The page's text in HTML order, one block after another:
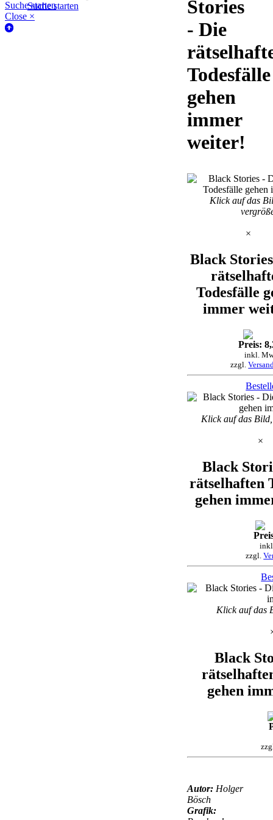
Suche starten
Suche starten
Close ×
Stories
- Die
Todesfälle
gehen
immer
weiter!
Klick auf das
×
Black
Todesfälle
immer
Preis:
inkl.
zzgl.
Klick auf das
×
Black
rätselhaften
gehen
zzgl.
Klick auf das
Black
gehen
Autor: Holger
Bösch
Grafik: